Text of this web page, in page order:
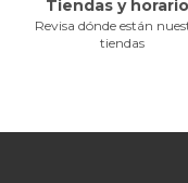
Tiendas y
Revisa dónde están
tiendas